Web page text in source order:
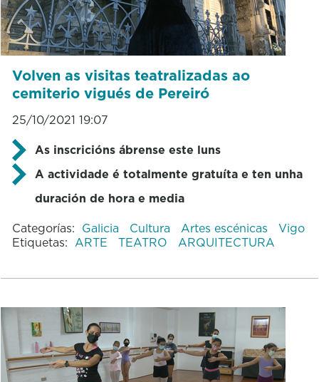
Volven as visitas teatralizadas ao
cemiterio vigués de Pereiró
25/10/2021 19:07
As inscricións ábrense este luns
A actividade é totalmente gratuíta e ten unha
duración de hora e media
Categorías: Galicia Cultura Artes escénicas
Vigo
Etiquetas: ARTE TEATRO ARQUITECTURA